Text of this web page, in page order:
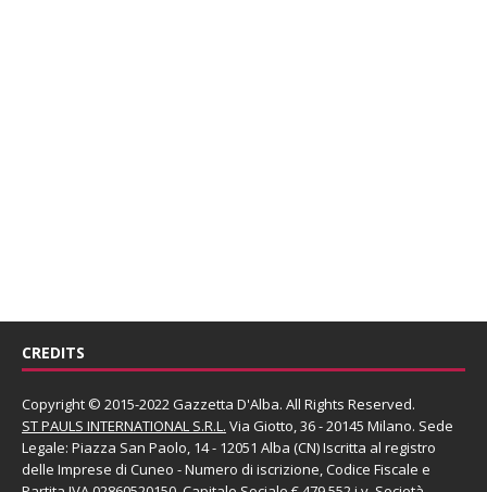
CREDITS
Copyright © 2015-2022 Gazzetta D'Alba. All Rights Reserved.
ST PAULS INTERNATIONAL S.R.L. Via Giotto, 36 - 20145 Milano. Sede
Legale: Piazza San Paolo, 14 - 12051 Alba (CN) Iscritta al registro
delle Imprese di Cuneo - Numero di iscrizione, Codice Fiscale e